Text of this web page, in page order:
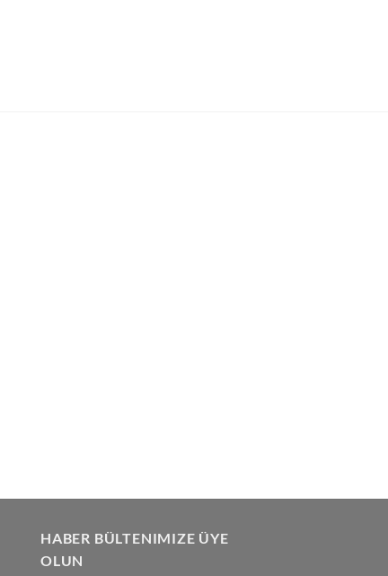
HABER BÜLTENIMIZE ÜYE
OLUN